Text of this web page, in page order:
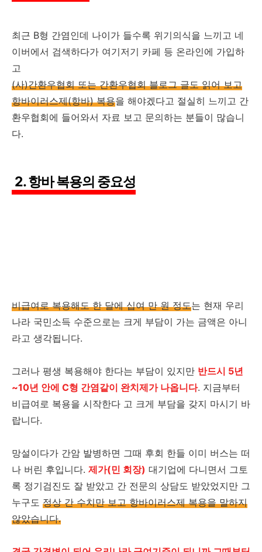
최근 B형 간염인데 나이가 들수록 위기의식을 느끼고 네
이버에서 검색하다가 여기저기 카페 등 온라인에 가입하
고
(사)간환우협회 또는 간환우협회 블로그 글도 읽어 보고
항바이러스제(항바) 복용을 해야겠다고 절실히 느끼고 간
환우협회에 들어와서 자료 보고 문의하는 분들이 많습니
다.
2. 항바 복용의 중요성
비급여로 복용해도 한 달에 십여 만 원 정도는 현재 우리
나라 국민소득 수준으로는 크게 부담이 가는 금액은 아니
라고 생각됩니다.
그러나 평생 복용해야 한다는 부담이 있지만 반드시 5년
~10년 안에 C형 간염같이 완치제가 나옵니다. 지금부터
비급여로 복용을 시작한다 고 크게 부담을 갖지 마시기 바
랍니다.
망설이다가 간암 발병하면 그때 후회 한들 이미 버스는 떠
나 버린 후입니다. 제가(민 회장) 대기업에 다니면서 그토
록 정기검진도 잘 받았고 간 전문의 상담도 받았었지만 그
누구도 정상 간 수치만 보고 항바이러스제 복용을 말하지
않았습니다.